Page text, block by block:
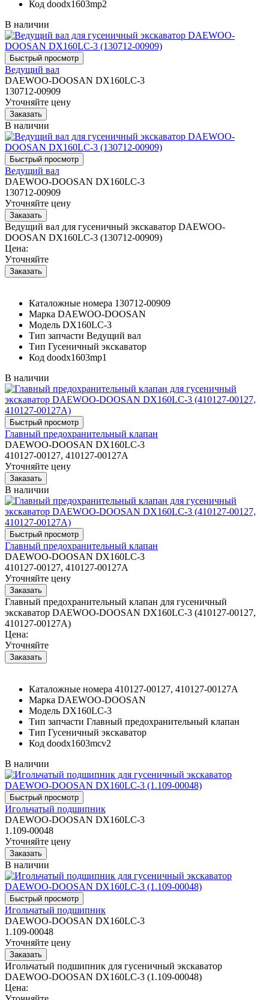
Код doodx1603mp2
В наличии
Ведущий вал
DAEWOO-DOOSAN DX160LC-3
130712-00909
Уточняйте цену
В наличии
Ведущий вал
DAEWOO-DOOSAN DX160LC-3
130712-00909
Уточняйте цену
Ведущий вал для гусеничный экскаватор DAEWOO-
DOOSAN DX160LC-3 (130712-00909)
Цена:
Уточняйте
Каталожные номера 130712-00909
Марка DAEWOO-DOOSAN
Модель DX160LC-3
Тип запчасти Ведущий вал
Тип Гусеничный экскаватор
Код doodx1603mp1
В наличии
Главный предохранительный клапан
DAEWOO-DOOSAN DX160LC-3
410127-00127, 410127-00127A
Уточняйте цену
В наличии
Главный предохранительный клапан
DAEWOO-DOOSAN DX160LC-3
410127-00127, 410127-00127A
Уточняйте цену
Главный предохранительный клапан для гусеничный
экскаватор DAEWOO-DOOSAN DX160LC-3 (410127-00127,
410127-00127A)
Цена:
Уточняйте
Каталожные номера 410127-00127, 410127-00127A
Марка DAEWOO-DOOSAN
Модель DX160LC-3
Тип запчасти Главный предохранительный клапан
Тип Гусеничный экскаватор
Код doodx1603mcv2
В наличии
Игольчатый подшипник
DAEWOO-DOOSAN DX160LC-3
1.109-00048
Уточняйте цену
В наличии
Игольчатый подшипник
DAEWOO-DOOSAN DX160LC-3
1.109-00048
Уточняйте цену
Игольчатый подшипник для гусеничный экскаватор
DAEWOO-DOOSAN DX160LC-3 (1.109-00048)
Цена: